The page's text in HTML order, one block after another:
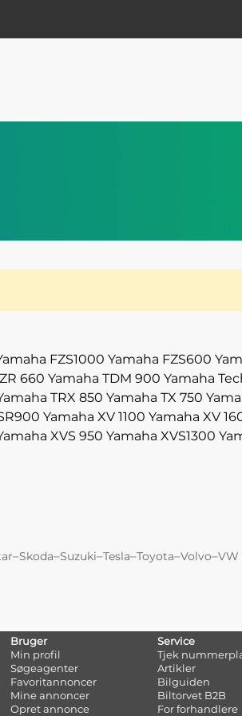
FZS1000 Yamaha FZS600
660 Yamaha TDM 900 Yamaha
TRX 850 Yamaha TX 750
Yamaha XV 1100 Yamaha XV
XVS 950 Yamaha XVS1300
–Skoda–Suzuki–Tesla–Toyota–Volvo–VW
Bruger
Min profil
Søgeagenter
Favoritannoncer
Mine annoncer
Opret annonce
Service
Tjek
Artikler
Bilguiden
Biltorvet B2B
For forhandlere